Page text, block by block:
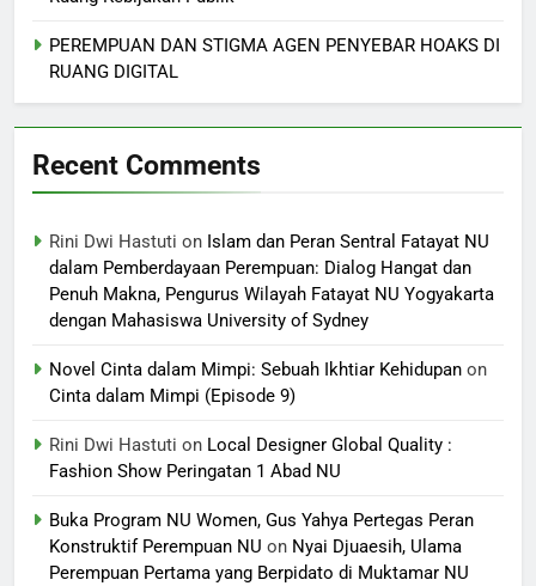
PEREMPUAN DAN STIGMA AGEN PENYEBAR HOAKS DI
RUANG DIGITAL
Recent Comments
Rini Dwi Hastuti on Islam dan Peran Sentral Fatayat NU
dalam Pemberdayaan Perempuan: Dialog Hangat dan
Penuh Makna, Pengurus Wilayah Fatayat NU Yogyakarta
dengan Mahasiswa University of Sydney
Novel Cinta dalam Mimpi: Sebuah Ikhtiar Kehidupan on
Cinta dalam Mimpi (Episode 9)
Rini Dwi Hastuti on Local Designer Global Quality :
Fashion Show Peringatan 1 Abad NU
Buka Program NU Women, Gus Yahya Pertegas Peran
Konstruktif Perempuan NU on Nyai Djuaesih, Ulama
Perempuan Pertama yang Berpidato di Muktamar NU